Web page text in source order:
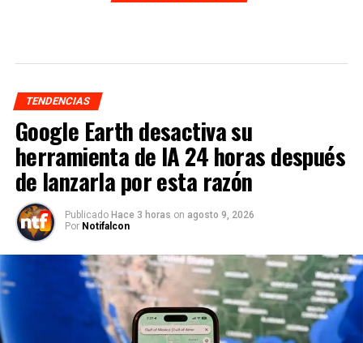
TENDENCIAS
Google Earth desactiva su
herramienta de IA 24 horas después
de lanzarla por esta razón
Publicado Hace 3 horas on agosto 9, 2026
Por Notifalcon